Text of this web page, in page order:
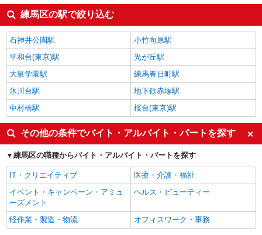
練馬区の駅で絞り込む
石神井公園駅
小竹向原駅
平和台(東京)駅
光が丘駅
大泉学園駅
練馬春日町駅
氷川台駅
地下鉄赤塚駅
中村橋駅
桜台(東京)駅
その他の条件でバイト・アルバイト・パートを探す
練馬区の職種からバイト・アルバイト・パートを探す
IT・クリエイティブ
医療・介護・福祉
イベント・キャンペーン・アミュ
ーズメント
ヘルス・ビューティー
軽作業・製造・物流 オフィスワーク・事務